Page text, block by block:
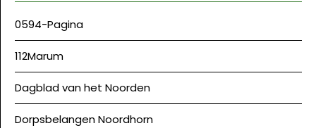
0594-Pagina
112Marum
Dagblad van het Noorden
Dorpsbelangen Noordhorn